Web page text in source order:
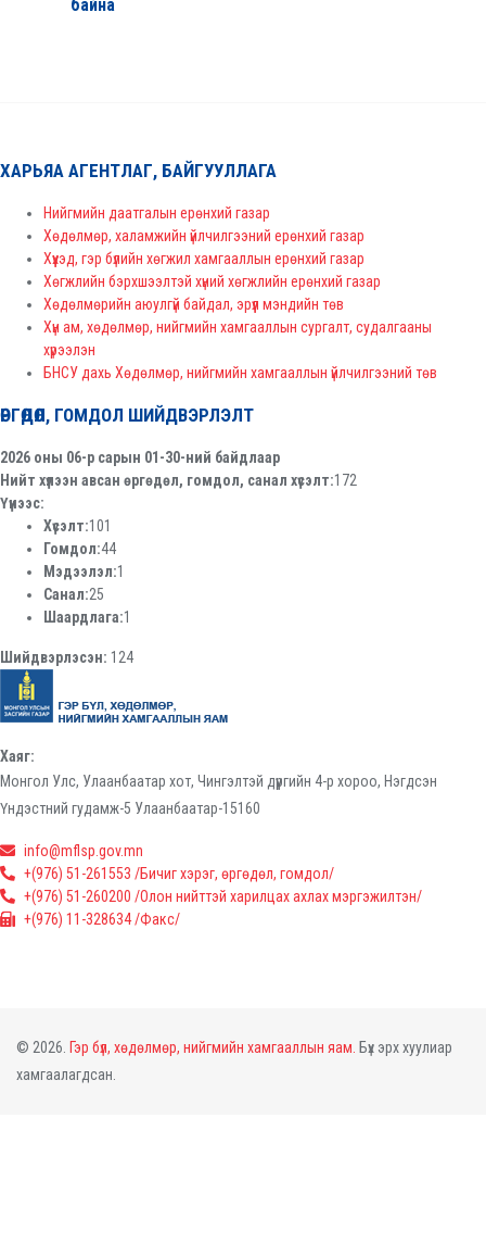
байна
ХАРЬЯА АГЕНТЛАГ, БАЙГУУЛЛАГА
Нийгмийн даатгалын ерөнхий газар
Хөдөлмөр, халамжийн үйлчилгээний ерөнхий газар
Хүүхэд, гэр бүлийн хөгжил хамгааллын ерөнхий газар
Хөгжлийн бэрхшээлтэй хүний хөгжлийн ерөнхий газар
Хөдөлмөрийн аюулгүй байдал, эрүүл мэндийн төв
Хүн ам, хөдөлмөр, нийгмийн хамгааллын сургалт, судалгааны
хүрээлэн
БНСУ дахь Хөдөлмөр, нийгмийн хамгааллын үйлчилгээний төв
ӨРГӨДӨЛ, ГОМДОЛ ШИЙДВЭРЛЭЛТ
2026 оны 06-р сарын 01-30-ний байдлаар
Нийт хүлээн авсан өргөдөл, гомдол, санал хүсэлт:172
Үүнээс:
Хүсэлт:101
Гомдол:44
Мэдээлэл:1
Санал:25
Шаардлага:1
Шийдвэрлэсэн: 124
Хаяг:
Монгол Улс, Улаанбаатар хот, Чингэлтэй дүүргийн 4-р хороо, Нэгдсэн
Үндэстний гудамж-5 Улаанбаатар-15160
info@mflsp.gov.mn
+(976) 51-261553 /Бичиг хэрэг, өргөдөл, гомдол/
+(976) 51-260200 /Олон нийттэй харилцах ахлах мэргэжилтэн/
+(976) 11-328634 /Факс/
© 2026. Гэр бүл, хөдөлмөр, нийгмийн хамгааллын яам. Бүх эрх хуулиар
хамгаалагдсан.